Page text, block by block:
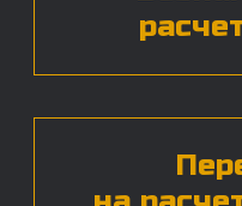
ЧАСТЫЕ ВОПРОСЫ